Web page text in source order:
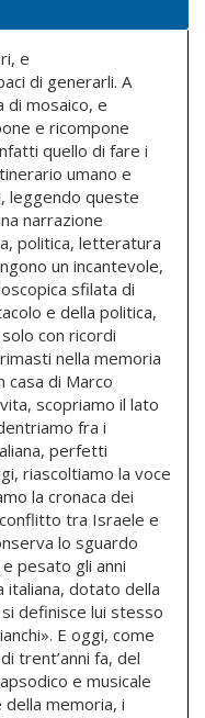
e
di generarli. A
di mosaico, e
e ricompone
quello di fare i
umano e
leggendo queste
narrazione
politica, letteratura
un incantevole,
sfilata di
e della politica,
con ricordi
nella memoria
casa di Marco
scopriamo il lato
fra i
perfetti
riascoltiamo la voce
la cronaca dei
tra Israele e
lo sguardo
pesato gli anni
dotato della
definisce lui stesso
E oggi, come
trent’anni fa, del
e musicale
memoria, i